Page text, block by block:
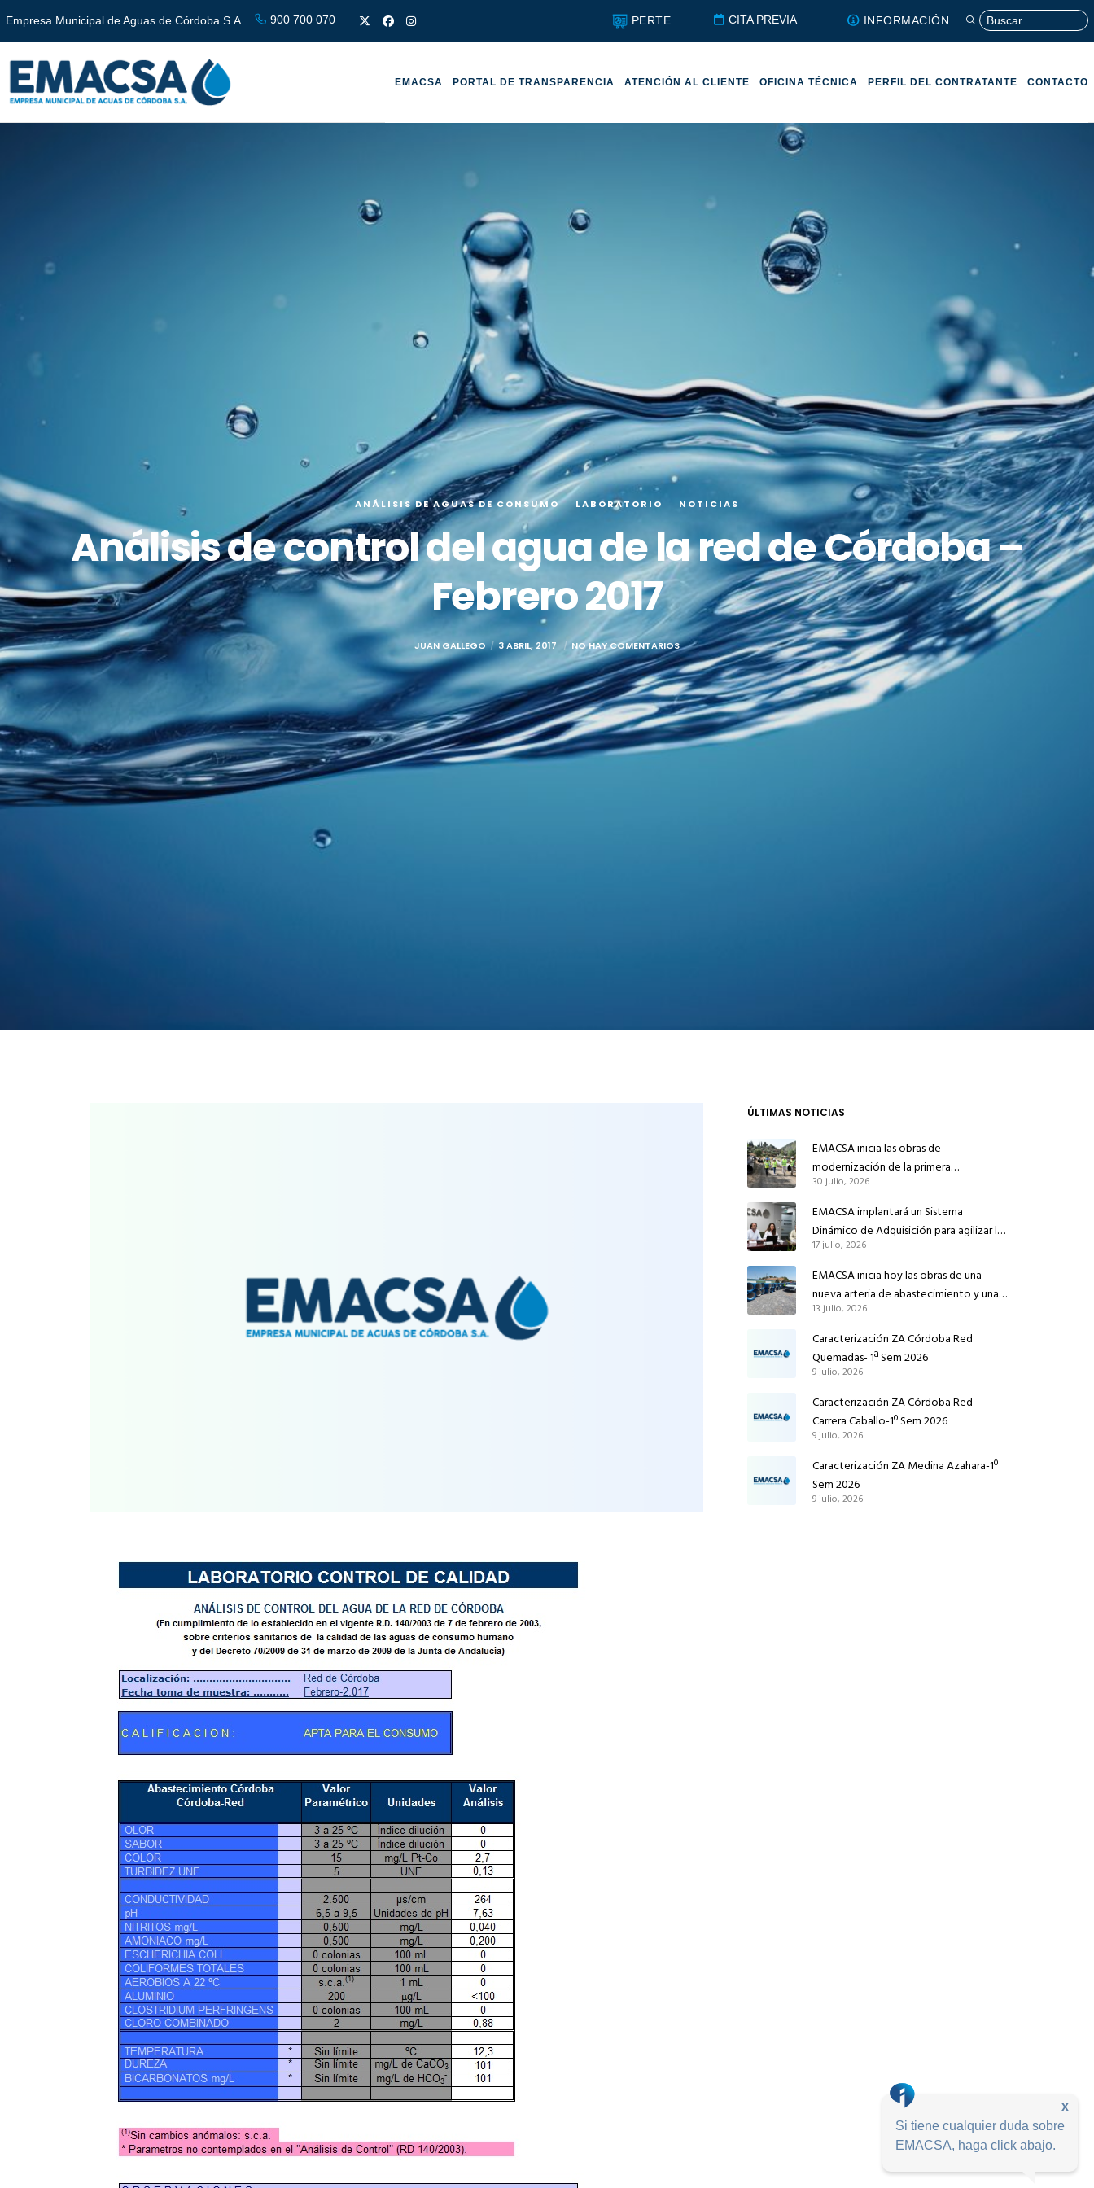
Empresa Municipal de Aguas de Córdoba S.A. 900 700 070 PERTE CITA PREVIA INFORMACIÓN
EMACSA PORTAL DE TRANSPARENCIA ATENCIÓN AL CLIENTE OFICINA TÉCNICA PERFIL DEL CONTRATANTE CONTACTO
ANÁLISIS DE AGUAS DE CONSUMO LABORATORIO NOTICIAS
Análisis de control del agua de la red de Córdoba –
Febrero 2017
JUAN GALLEGO 3 ABRIL, 2017 NO HAY COMENTARIOS
ÚLTIMAS NOTICIAS
EMACSA inicia las obras de
modernización de la primera
conducción de abastecimiento para
reforzar el suministro de agua de
Córdoba
30 julio, 2026
EMACSA implantará un Sistema
Dinámico de Adquisición para agilizar la
contratación de obras en sus redes e
instalaciones
17 julio, 2026
EMACSA inicia hoy las obras de una
nueva arteria de abastecimiento y una
red de agua no potable en Ingeniero
Ruiz de Azúa
13 julio, 2026
Caracterización ZA Córdoba Red
Quemadas- 1ª Sem 2026
9 julio, 2026
Caracterización ZA Córdoba Red
Carrera Caballo-1º Sem 2026
9 julio, 2026
Caracterización ZA Medina Azahara-1º
Sem 2026
9 julio, 2026
x
Si tiene cualquier duda sobre
EMACSA, haga click abajo.